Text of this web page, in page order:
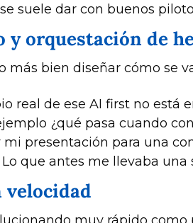
suele dar con buenos
y orquestación de
más bien diseñar cómo se
real de ese AI first no está
¿qué pasa cuando
presentación para una
Lo que antes me llevaba una
velocidad